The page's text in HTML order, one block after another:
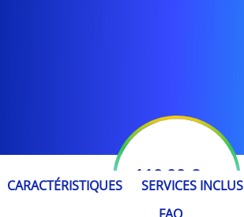
119,99 € / an
CARACTÉRISTIQUES SERVICES INCLUS